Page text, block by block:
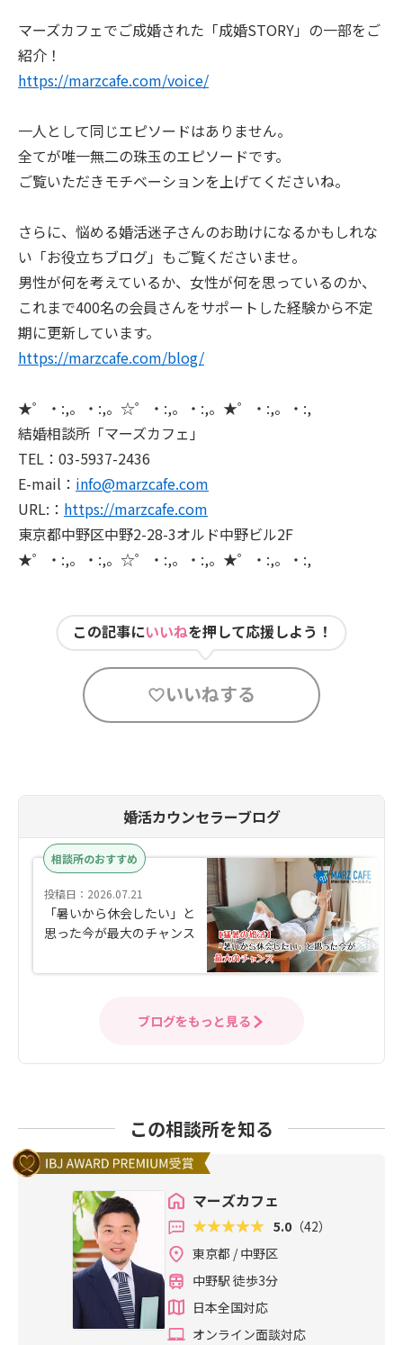
マーズカフェでご成婚された「成婚STORY」の一部をご
紹介！
https://marzcafe.com/voice/
一人として同じエピソードはありません。
全てが唯一無二の珠玉のエピソードです。
ご覧いただきモチベーションを上げてくださいね。
さらに、悩める婚活迷子さんのお助けになるかもしれな
い「お役立ちブログ」もご覧くださいませ。
男性が何を考えているか、女性が何を思っているのか、
これまで400名の会員さんをサポートした経験から不定
期に更新しています。
https://marzcafe.com/blog/
★゜・:,。・:,。☆゜・:,。・:,。★゜・:,。・:,
結婚相談所「マーズカフェ」
TEL：03-5937-2436
E-mail： info@marzcafe.com
URL:： https://marzcafe.com
東京都中野区中野2-28-3オルド中野ビル2F
★゜・:,。・:,。☆゜・:,。・:,。★゜・:,。・:,
この記事にいいねを押して応援しよう！
いいねする
婚活カウンセラーブログ
相談所のおすすめ
投稿日：2026.07.21
「暑いから休会したい」と
思った今が最大のチャンス
ブログをもっと見る
この相談所を知る
マーズカフェ
5.0 （42）
東京都 / 中野区
中野駅 徒歩3分
日本全国対応
オンライン面談対応